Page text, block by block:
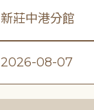
新莊中港分館
2026-08-07